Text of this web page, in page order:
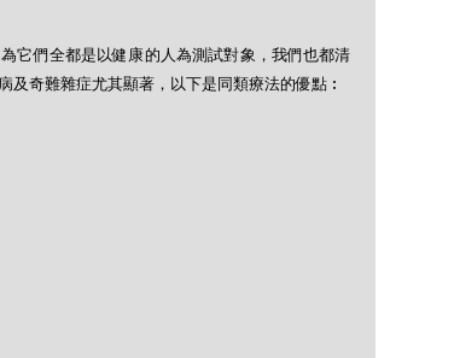
它們全都是以健康的人為測試對象，我們也都清
奇難雜症尤其顯著，以下是同類療法的優點︰